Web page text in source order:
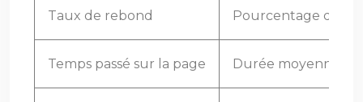
Taux de rebond Pourcentage de
Temps passé sur la page Durée moyenne